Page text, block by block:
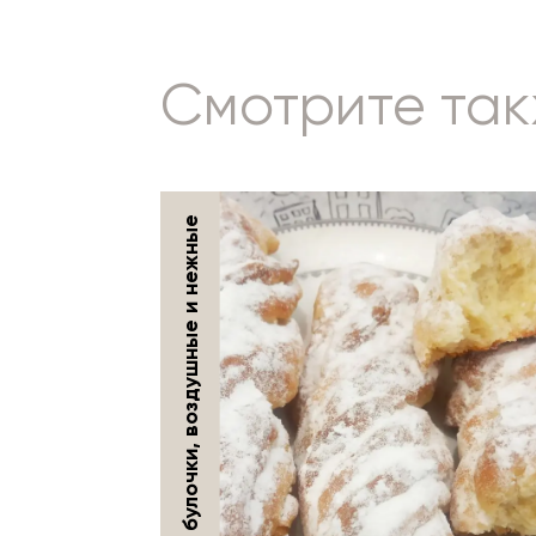
Смотрите
Творожные булочки, воздушные и нежные МЯСНЫЕ БЛЮДА
12 июня 2016 г.
Бефстроганов вкусное и
аппетитное блюдо,
особенно в горячем виде.
Для гарнира можно
использовать картофельное
пюре, рис или гречку. Точный
классический рецепт
приготовления бефстроганов